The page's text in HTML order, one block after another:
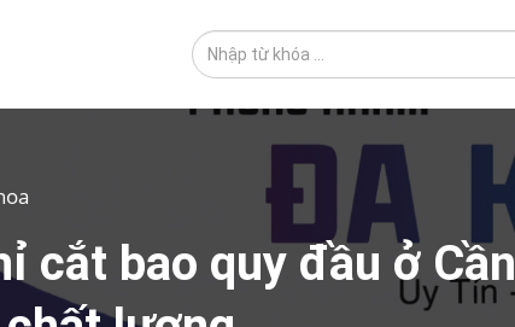
cắt bao quy đầu ở Cần